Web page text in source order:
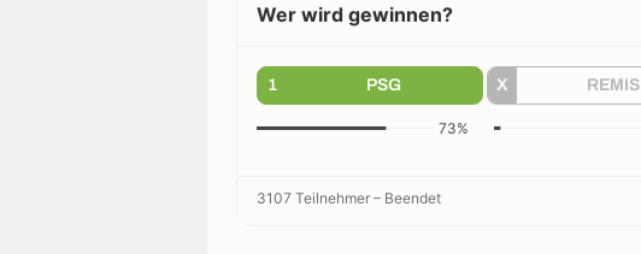
Wer wird gewinnen?
1 PSG X REMIS
73%
3107 Teilnehmer – Beendet